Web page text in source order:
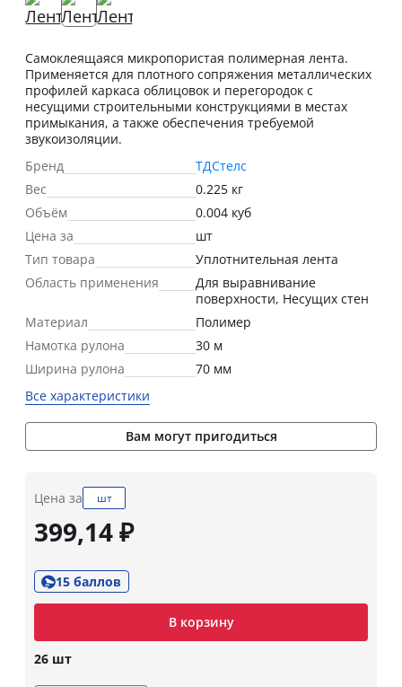
Самоклеящаяся микропористая полимерная лента.
Применяется для плотного сопряжения металлических
профилей каркаса облицовок и перегородок с
несущими строительными конструкциями в местах
примыкания, а также обеспечения требуемой
звукоизоляции.
Бренд
ТДСтелс
Вес
0.225 кг
Объём
0.004 куб
Цена за
шт
Тип товара
Уплотнительная лента
Область применения
Для выравнивание
поверхности, Несущих стен
Материал
Полимер
Намотка рулона
30 м
Ширина рулона
70 мм
Все характеристики
Вам могут пригодиться
Цена за шт
399,14 ₽
15 баллов
В корзину
26 шт